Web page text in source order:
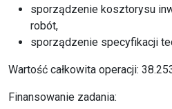
sporządzenie kosztorysu
robót,
sporządzenie specyfikacji
Wartość całkowita operacji:
Finansowanie zadania: